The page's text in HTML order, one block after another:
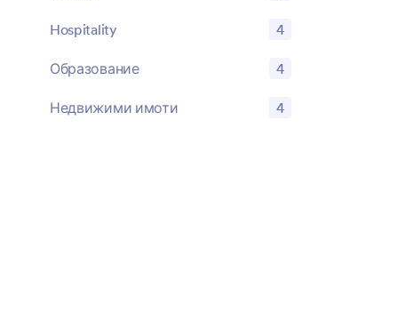
Hospitality 4
Образование 4
Недвижими имоти 4